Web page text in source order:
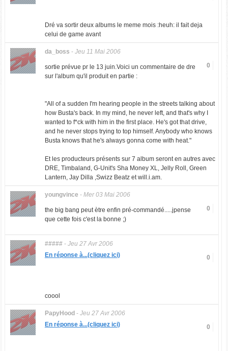
Dré va sortir deux albums le meme mois :heuh: il fait deja
celui de game avant
da_boss - Jeu 11 Mai 2006
0
sortie prévue pr le 13 juin.Voici un commentaire de dre
sur l'album qu'il produit en partie :
"All of a sudden I'm hearing people in the streets talking about
how Busta's back. In my mind, he never left, and that's why I
wanted to f*ck with him in the first place. He's got that drive,
and he never stops trying to top himself. Anybody who knows
Busta knows that he's always gonna come with heat."
Et les producteurs présents sur 7 album seront en autres avec
DRE, Timbaland, G-Unit's Sha Money XL, Jelly Roll, Green
Lantern, Jay Dilla ,Swizz Beatz et will.i.am.
youngvince - Mer 03 Mai 2006
0
the big bang peut ètre enfin pré-commandé.....jpense
que cette fois c'est la bonne ;)
#####- Jeu 27 Avr 2006
0
En réponse à...(cliquez ici)
coool
PapyHood - Jeu 27 Avr 2006
0
En réponse à...(cliquez ici)